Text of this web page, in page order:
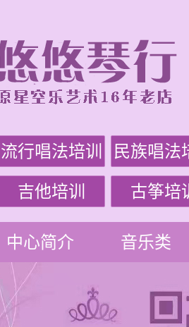
流行唱法培训 民族唱法
吉他培训 古筝培
中心简介 音乐类